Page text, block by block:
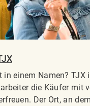
in einem Namen? TJX
die Käufer mit
Der Ort, an